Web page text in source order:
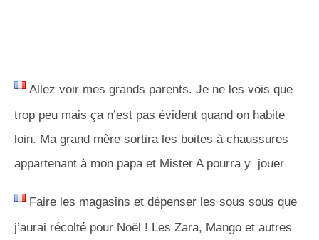
Allez voir mes grands parents. Je ne les vois que
trop peu mais ça n’est pas évident quand on habite
loin. Ma grand mère sortira les boites à chaussures
appartenant à mon papa et Mister A pourra y jouer
Faire les magasins et dépenser les sous sous que
j’aurai récolté pour Noël ! Les Zara, Mango et autres